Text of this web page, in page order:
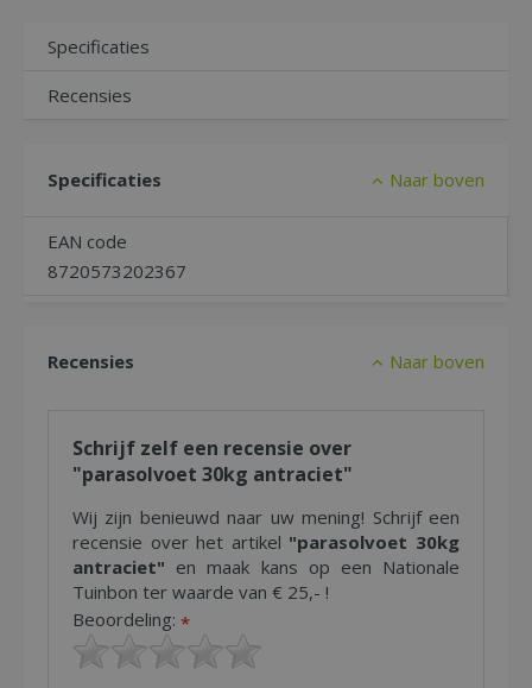
Specificaties
Recensies
Specificaties Naar boven
EAN code
8720573202367
Recensies Naar boven
Schrijf zelf een recensie over
"parasolvoet 30kg antraciet"
Wij zijn benieuwd naar uw mening! Schrijf een
recensie over het artikel "parasolvoet 30kg
antraciet" en maak kans op een Nationale
Tuinbon ter waarde van € 25,- !
Beoordeling: *